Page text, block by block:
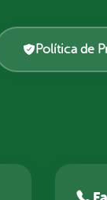
Política de